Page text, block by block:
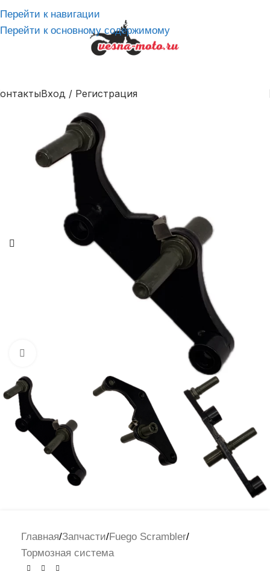
Перейти к навигации
Перейти к основному содержимому
Вход / Регистрация
Главная/Запчасти/Fuego Scrambler/
Тормозная система